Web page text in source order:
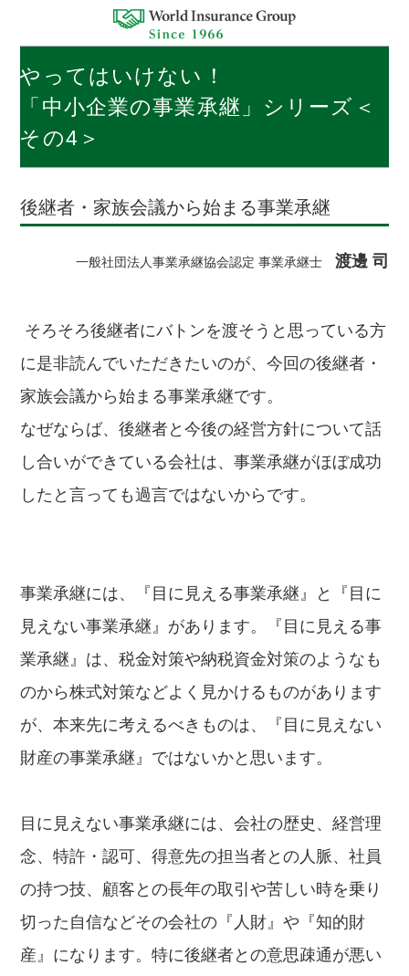
やってはいけない！
「中小企業の事業承継」シリーズ＜
その4＞
後継者・家族会議から始まる事業承継
一般社団法人事業承継協会認定 事業承継士 渡邊 司
そろそろ後継者にバトンを渡そうと思っている方
に是非読んでいただきたいのが、今回の後継者・
家族会議から始まる事業承継です。
なぜならば、後継者と今後の経営方針について話
し合いができている会社は、事業承継がほぼ成功
したと言っても過言ではないからです。
事業承継には、『目に見える事業承継』と『目に
見えない事業承継』があります。『目に見える事
業承継』は、税金対策や納税資金対策のようなも
のから株式対策などよく見かけるものがあります
が、本来先に考えるべきものは、『目に見えない
財産の事業承継』ではないかと思います。
目に見えない事業承継には、会社の歴史、経営理
念、特許・認可、得意先の担当者との人脈、社員
の持つ技、顧客との長年の取引や苦しい時を乗り
切った自信などその会社の『人財』や『知的財
産』になります。特に後継者との意思疎通が悪い